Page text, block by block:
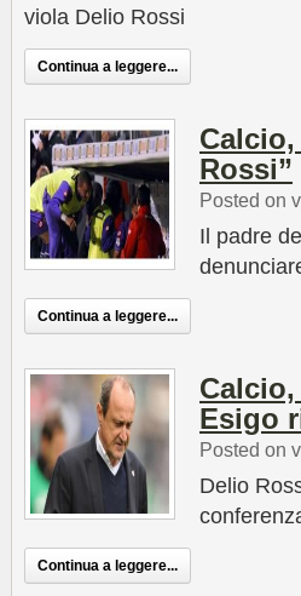
viola Delio Rossi
Continua a leggere...
Rossi”
Posted on
Il padre
Continua a leggere...
Esigo
Posted on
Delio
Continua a leggere...